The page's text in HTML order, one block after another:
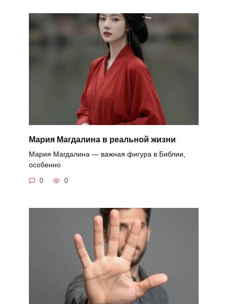
Мария Магдалина в реальной жизни
Мария Магдалина — важная фигура в Библии,
особенно
0 0